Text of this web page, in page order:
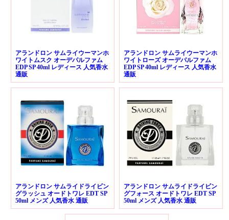
アランドロン サムライウーマンホ
ワイトムスク オーデパルファム
EDP SP 40ml レディース 人気香水
通販
アランドロン サムライウーマンホ
ワイトローズ オーデパルファム
EDP SP 40ml レディース 人気香水
通販
アランドロン サムライドライビン
グラッシュ オードトワレ EDT SP
50ml メンズ 人気香水 通販
アランドロン サムライドライビン
グフォース オードトワレ EDT SP
50ml メンズ 人気香水 通販